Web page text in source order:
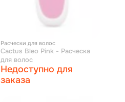
Расчески для волос
Cactus Bleo Pink - Расческа
для волос
Недоступно для
заказа